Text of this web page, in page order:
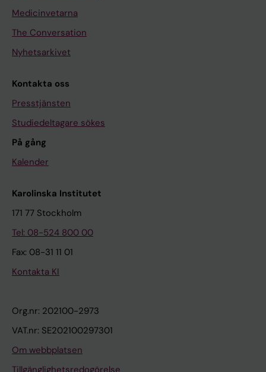
Medicinvetarna
The Conversation
Nyhetsarkivet
Kontakta oss
Presstjänsten
Studiedeltagare sökes
På gång
Kalender
Karolinska Institutet
171 77 Stockholm
Tel: 08-524 800 00
Fax: 08-31 11 01
Kontakta KI
Org.nr: 202100-2973
VAT.nr: SE202100297301
Om webbplatsen
Tillgänglighetsredogörelse